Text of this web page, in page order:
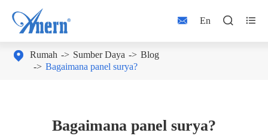
 En  
 Rumah Sumber Daya
Blog
Bagaimana panel surya?
Bagaimana panel surya?